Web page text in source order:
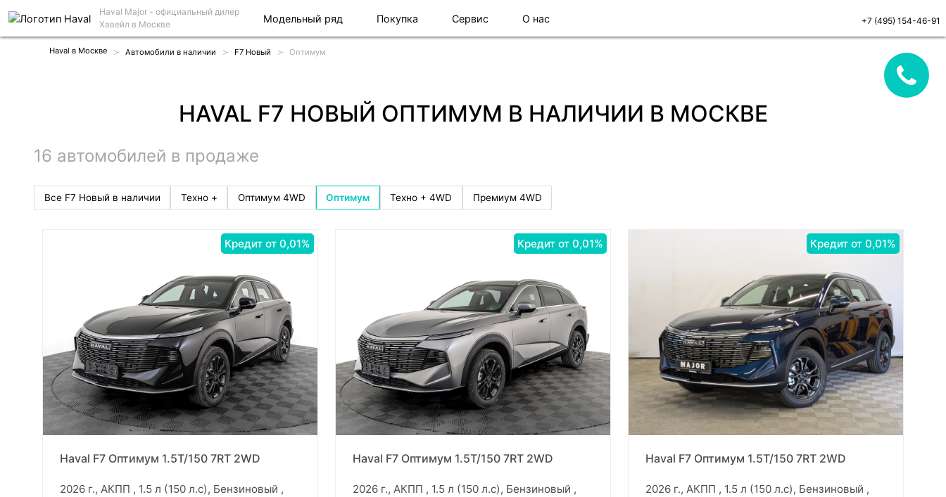
Haval Major - официальный дилер
Хавейл в Москве
Модельный ряд Покупка Сервис О нас +7 (495) 154-46-91
Haval в Москве Автомобили в наличии F7 Новый Оптимум
HAVAL F7 НОВЫЙ ОПТИМУМ В НАЛИЧИИ В МОСКВЕ
16 автомобилей в продаже
Все F7 Новый в наличии Техно + Оптимум 4WD Оптимум Техно + 4WD Премиум 4WD
Кредит от 0,01%
Haval F7 Оптимум 1.5T/150 7RT 2WD
2026 г., АКПП , 1.5 л (150 л.с), Бензиновый ,
Кредит от 0,01%
Haval F7 Оптимум 1.5T/150 7RT 2WD
2026 г., АКПП , 1.5 л (150 л.с), Бензиновый ,
Кредит от 0,01%
Haval F7 Оптимум 1.5T/150 7RT 2WD
2026 г., АКПП , 1.5 л (150 л.с), Бензиновый ,